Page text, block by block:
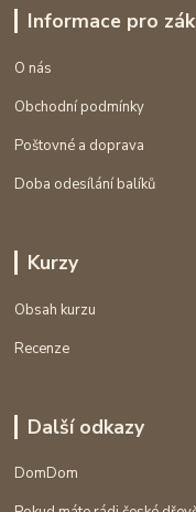
Informace pro
O nás
Obchodní podmínky
Poštovné a doprava
Doba odesílání balíků
Kurzy
Obsah kurzu
Recenze
Další odkazy
DomDom